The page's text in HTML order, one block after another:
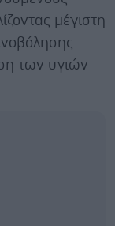
μέγιστη
των υγιών